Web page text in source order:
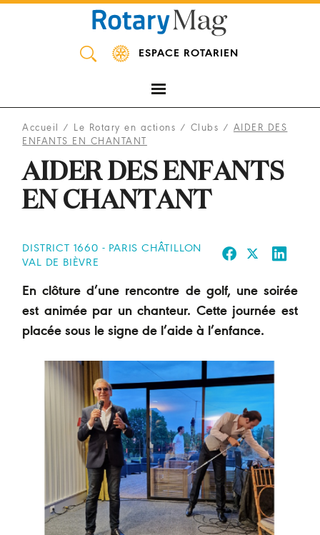
ESPACE ROTARIEN
Accueil / Le Rotary en actions / Clubs / AIDER DES
ENFANTS EN CHANTANT
AIDER DES ENFANTS
EN CHANTANT
DISTRICT 1660 - PARIS CHÂTILLON
VAL DE BIÈVRE
En clôture d’une rencontre de golf, une soirée
est animée par un chanteur. Cette journée est
placée sous le signe de l’aide à l’enfance.
Panneau de gestion des cookies